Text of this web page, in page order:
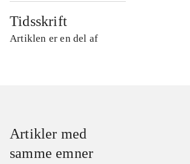
Tidsskrift
Artiklen er en del af
Artikler med
samme emner